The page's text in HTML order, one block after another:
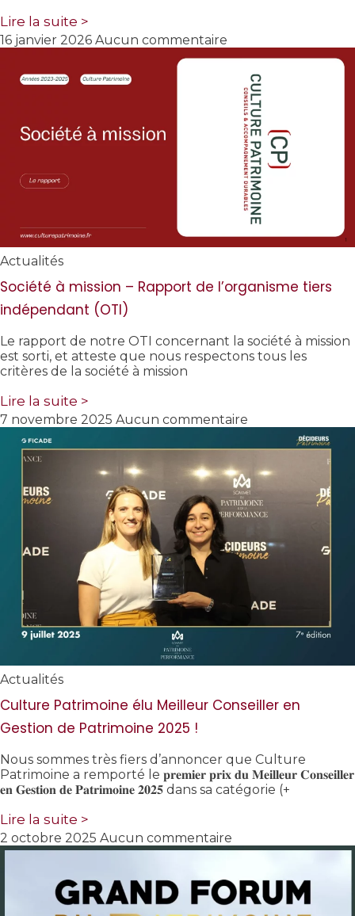
Lire la suite >
16 janvier 2026 Aucun commentaire
Actualités
Société à mission – Rapport de l’organisme tiers
indépendant (OTI)
Le rapport de notre OTI concernant la société à mission
est sorti, et atteste que nous respectons tous les
critères de la société à mission
Lire la suite >
7 novembre 2025 Aucun commentaire
Actualités
Culture Patrimoine élu Meilleur Conseiller en
Gestion de Patrimoine 2025 !
Nous sommes très fiers d’annoncer que Culture
Patrimoine a remporté le 𝐩𝐫𝐞𝐦𝐢𝐞𝐫 𝐩𝐫𝐢𝐱 𝐝𝐮 𝐌𝐞𝐢𝐥𝐥𝐞𝐮𝐫 𝐂𝐨𝐧𝐬𝐞𝐢𝐥𝐥𝐞𝐫
𝐞𝐧 𝐆𝐞𝐬𝐭𝐢𝐨𝐧 𝐝𝐞 𝐏𝐚𝐭𝐫𝐢𝐦𝐨𝐢𝐧𝐞 𝟐𝟎𝟐𝟓 dans sa catégorie (+
Lire la suite >
2 octobre 2025 Aucun commentaire